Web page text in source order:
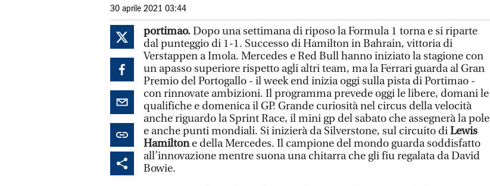
30 aprile 2021 03:44
portimao.Dopo una settimana di riposo la Formula 1 torna e si riparte
dal punteggio di 1-1. Successo di Hamilton in Bahrain, vittoria di
Verstappen a Imola. Mercedes e Red Bull hanno iniziato la stagione con
un apasso superiore rispetto agli altri team, ma la Ferrari guarda al Gran
Premio del Portogallo - il week end inizia oggi sulla pista di Portimao -
con rinnovate ambizioni. Il programma prevede oggi le libere, domani le
qualifiche e domenica il GP. Grande curiosità nel circus della velocità
anche riguardo la Sprint Race, il mini gp del sabato che assegnerà la pole
e anche punti mondiali. Si inizierà da Silverstone, sul circuito diLewis
Hamiltone della Mercedes. Il campione del mondo guarda soddisfatto
all’innovazione mentre suona una chitarra che gli fiu regalata da David
Bowie.